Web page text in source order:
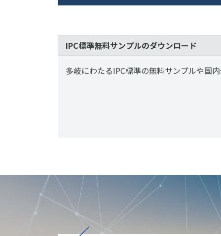
IPC標準無料サンプルのダウンロード
多岐にわたるIPC標準の無料サンプルや国